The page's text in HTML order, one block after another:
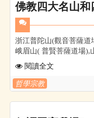
佛教四大名山和
浙江普陀山(觀音菩薩道
峨眉山( 普賢菩薩道場),
閱讀全文
哲學宗教